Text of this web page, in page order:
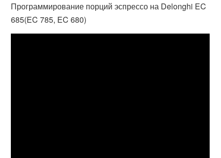
Программирование порций эспрессо на Delonghi EC
685(EC 785, EC 680)